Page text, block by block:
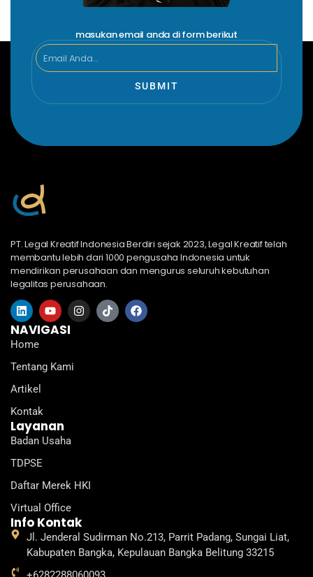
masukan email anda di form berikut
Email
SUBMIT
PT. Legal Kreatif Indonesia Berdiri sejak 2023, Legal Kreatif telah
membantu lebih dari 1000 pengusaha Indonesia untuk
mendirikan perusahaan dan mengurus seluruh kebutuhan
legalitas perusahaan.
L
i
n
k
e
i
n
Y
o
u
t
b
e
I
n
s
T
i
k
F
a
c
NAVIGASI
Home
Tentang Kami
Artikel
Kontak
Layanan
Badan Usaha
TDPSE
Daftar Merek HKI
Virtual Office
Info Kontak
Jl. Jenderal Sudirman No.213, Parrit Padang, Sungai Liat,
Kabupaten Bangka, Kepulauan Bangka Belitung 33215